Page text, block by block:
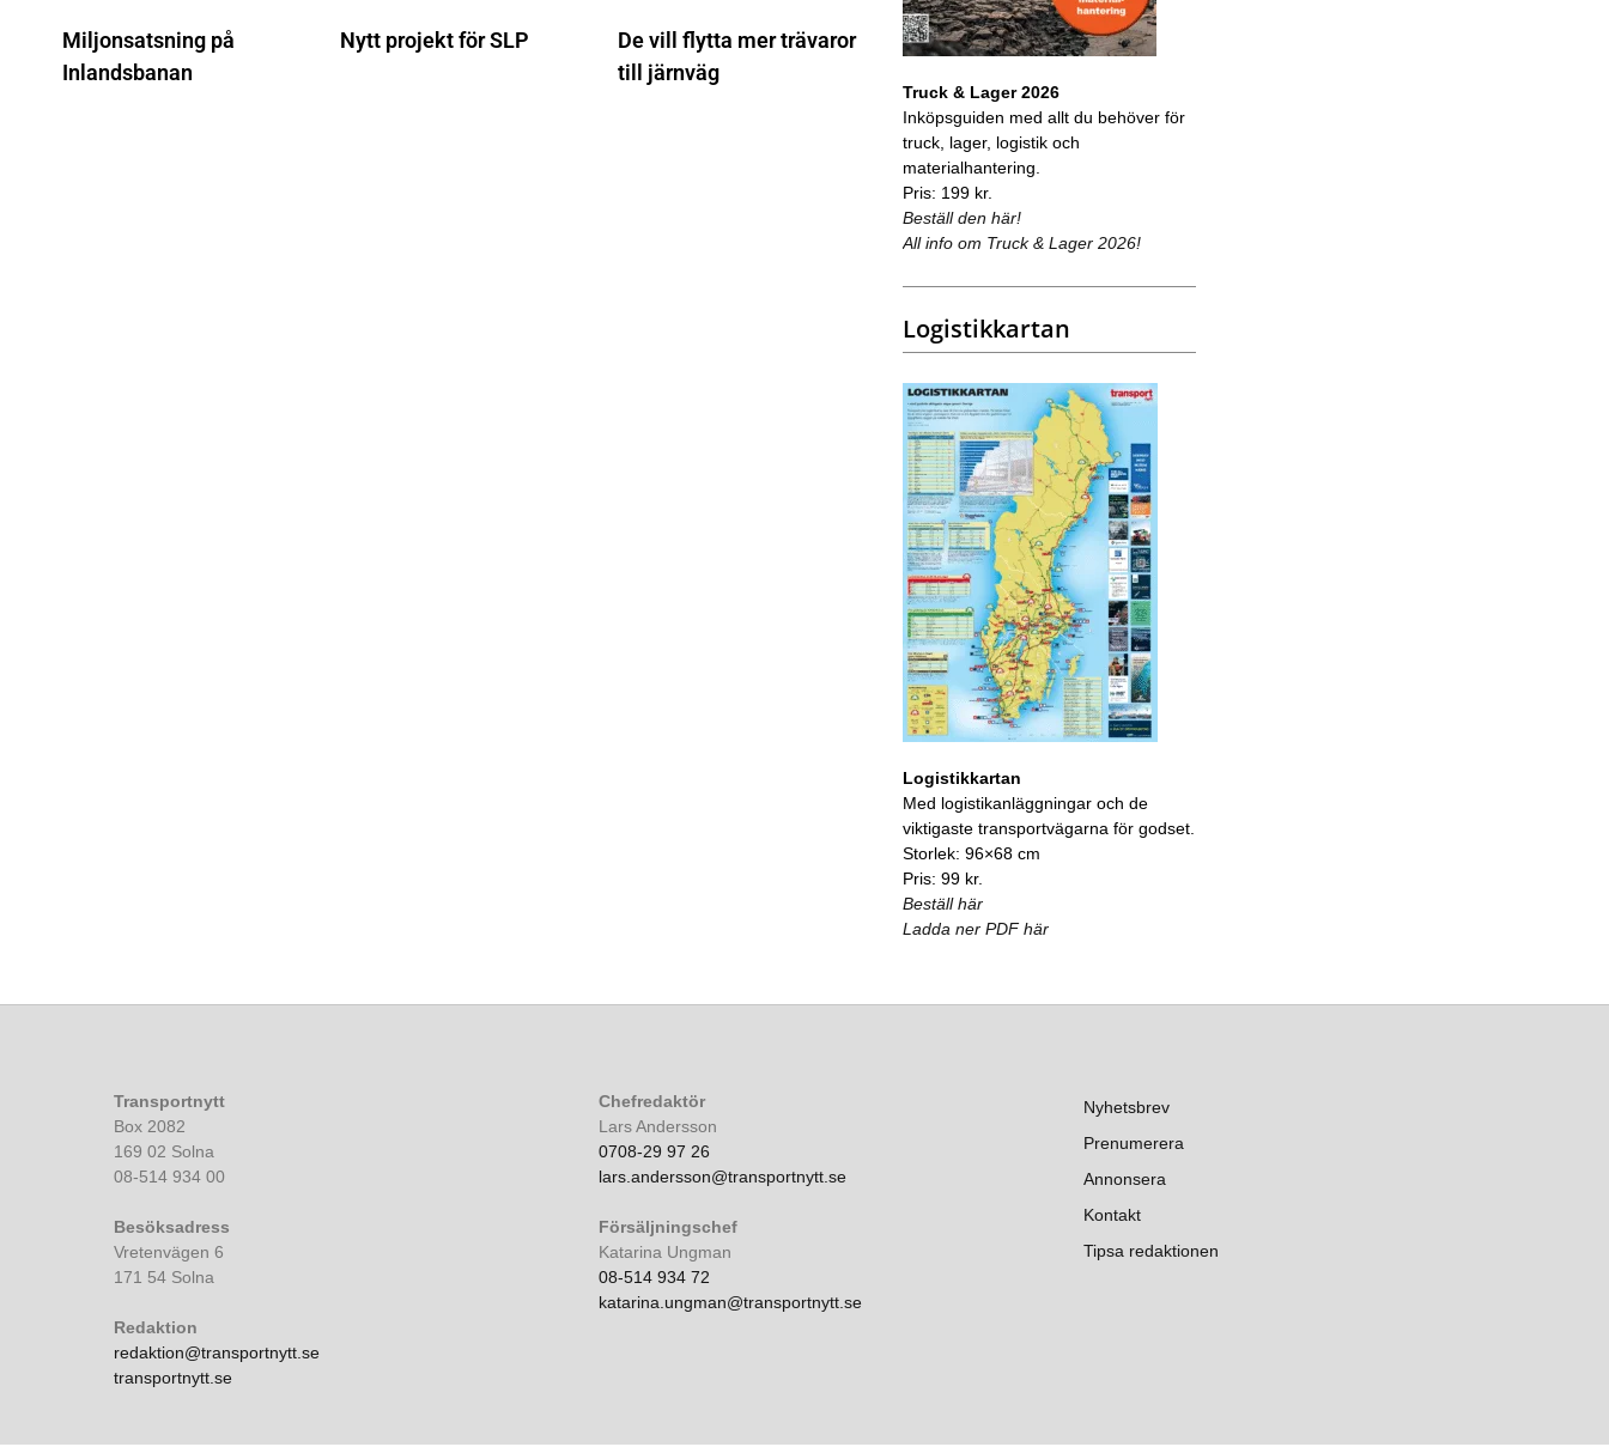
Miljonsatsning på
Inlandsbanan
Nytt projekt för SLP
De vill flytta mer trävaror
till järnväg
Truck & Lager 2026
Inköpsguiden med allt du behöver för
truck, lager, logistik och
materialhantering.
Pris: 199 kr.
Beställ den här!
All info om Truck & Lager 2026!
Logistikkartan
Logistikkartan
Med logistikanläggningar och de
viktigaste transportvägarna för godset.
Storlek: 96×68 cm
Pris: 99 kr.
Beställ här
Ladda ner PDF här
Transportnytt
Box 2082
169 02 Solna
08-514 934 00
Besöksadress
Vretenvägen 6
171 54 Solna
Redaktion
redaktion@transportnytt.se
transportnytt.se
Chefredaktör
Lars Andersson
0708-29 97 26
lars.andersson@transportnytt.se
Försäljningschef
Katarina Ungman
08-514 934 72
katarina.ungman@transportnytt.se
Nyhetsbrev
Prenumerera
Annonsera
Kontakt
Tipsa redaktionen